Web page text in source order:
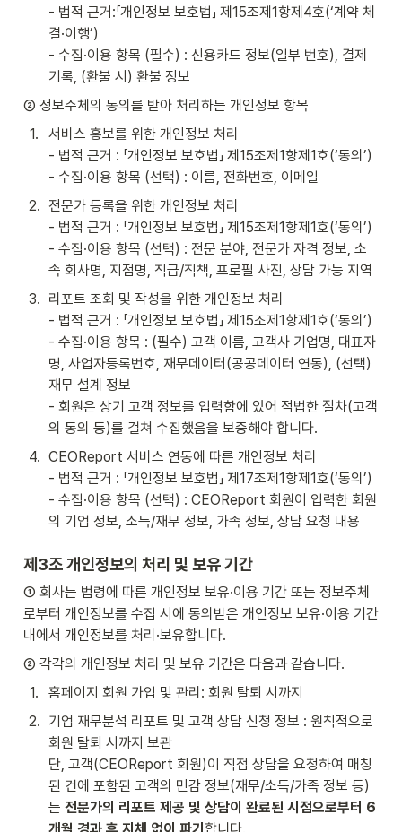
- 법적 근거:「개인정보 보호법」 제15조제1항제4호(‘계약 체
결·이행’)
- 수집·이용 항목 (필수) : 신용카드 정보(일부 번호), 결제
기록, (환불 시) 환불 정보
② 정보주체의 동의를 받아 처리하는 개인정보 항목
1.
서비스 홍보를 위한 개인정보 처리
- 법적 근거 : 「개인정보 보호법」 제15조제1항제1호(‘동의’)
- 수집·이용 항목 (선택) : 이름, 전화번호, 이메일
2. 전문가 등록을 위한 개인정보 처리
- 법적 근거 : 「개인정보 보호법」 제15조제1항제1호(‘동의’)
- 수집·이용 항목 (선택) : 전문 분야, 전문가 자격 정보, 소
속 회사명, 지점명, 직급/직책, 프로필 사진, 상담 가능 지역
3. 리포트 조회 및 작성을 위한 개인정보 처리
- 법적 근거 : 「개인정보 보호법」 제15조제1항제1호(‘동의’)
- 수집·이용 항목 : (필수) 고객 이름, 고객사 기업명, 대표자
명, 사업자등록번호, 재무데이터(공공데이터 연동), (선택)
재무 설계 정보
- 회원은 상기 고객 정보를 입력함에 있어 적법한 절차(고객
의 동의 등)를 걸쳐 수집했음을 보증해야 합니다.
4. CEOReport 서비스 연동에 따른 개인정보 처리
- 법적 근거 : 「개인정보 보호법」 제17조제1항제1호(‘동의’)
- 수집·이용 항목 (선택) : CEOReport 회원이 입력한 회원
의 기업 정보, 소득/재무 정보, 가족 정보, 상담 요청 내용
제3조 개인정보의 처리 및 보유 기간
① 회사는 법령에 따른 개인정보 보유·이용 기간 또는 정보주체
로부터 개인정보를 수집 시에 동의받은 개인정보 보유·이용 기간
내에서 개인정보를 처리·보유합니다.
② 각각의 개인정보 처리 및 보유 기간은 다음과 같습니다.
1.
홈페이지 회원 가입 및 관리: 회원 탈퇴 시까지
2. 기업 재무분석 리포트 및 고객 상담 신청 정보 : 원칙적으로
회원 탈퇴 시까지 보관
단, 고객(CEOReport 회원)이 직접 상담을 요청하여 매칭
된 건에 포함된 고객의 민감 정보(재무/소득/가족 정보 등)
는 전문가의 리포트 제공 및 상담이 완료된 시점으로부터 6